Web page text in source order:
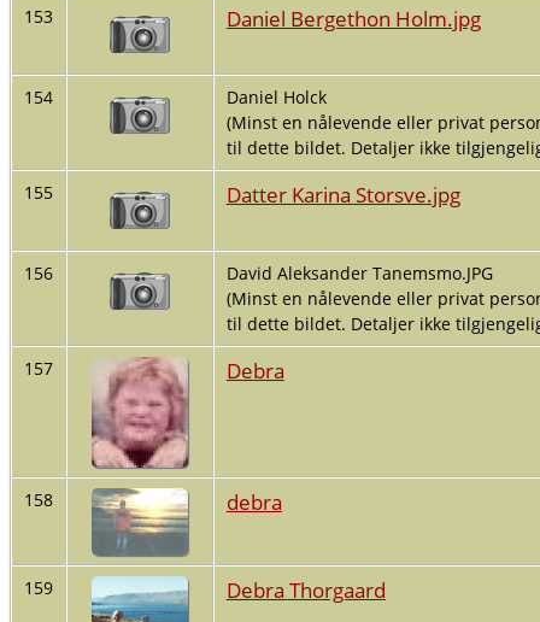
153
Daniel Bergethon Holm.jpg
154
Daniel Holck
(Minst en nålevende eller privat
til dette bildet. Detaljer ikke
155
Datter Karina Storsve.jpg
156
David Aleksander Tanemsmo.JPG
(Minst en nålevende eller privat
til dette bildet. Detaljer ikke
157
Debra
158 debra
159 Debra Thorgaard